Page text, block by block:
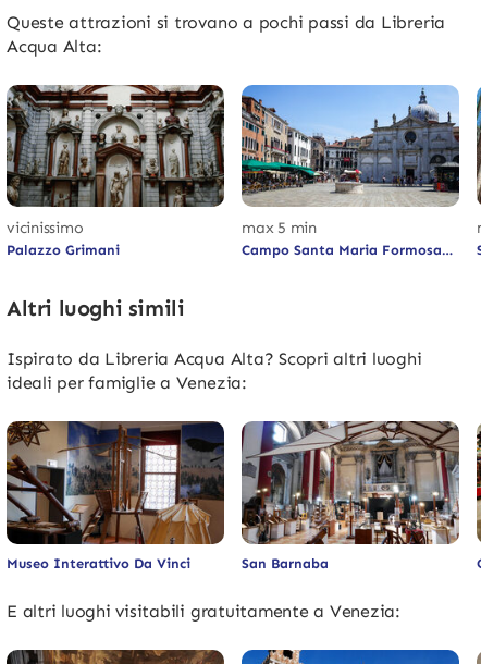
Queste attrazioni si trovano a pochi passi da Libreria
Acqua Alta:
vicinissimo
Palazzo Grimani
max 5 min
Campo Santa Maria Formosa
Altri luoghi simili
Ispirato da Libreria Acqua Alta? Scopri altri luoghi
ideali per famiglie a Venezia:
Museo Interattivo Da Vinci San Barnaba
E altri luoghi visitabili gratuitamente a Venezia: